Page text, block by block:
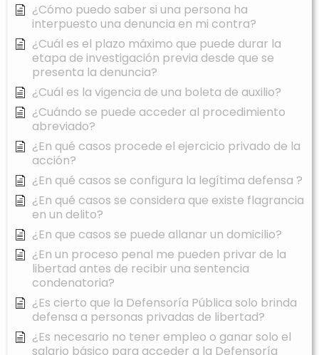
¿Cómo puedo saber si una persona ha
interpuesto una denuncia en mi contra?
¿Cuál es el plazo máximo que puede durar la
etapa de investigación previa desde que se
presenta la denuncia?
¿Cuál es la vigencia de una boleta de auxilio?
¿Cuándo se puede acceder al procedimiento
abreviado?
¿En qué casos procede el ejercicio privado de la
acción?
¿En qué casos se configura la legítima defensa ?
¿En qué casos se considera que existe flagrancia
en un delito?
¿En que casos se puede allanar un domicilio?
¿En un proceso penal me pueden privar de la
libertad antes de recibir una sentencia
condenatoria?
¿Es cierto que la Defensoría Pública solo brinda
defensa a personas privadas de libertad?
¿Es necesario no tener empleo o ganar solo el
salario básico para acceder a la Defensoría